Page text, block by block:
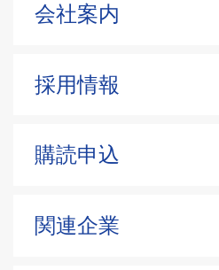
会社案内
採用情報
購読申込
関連企業